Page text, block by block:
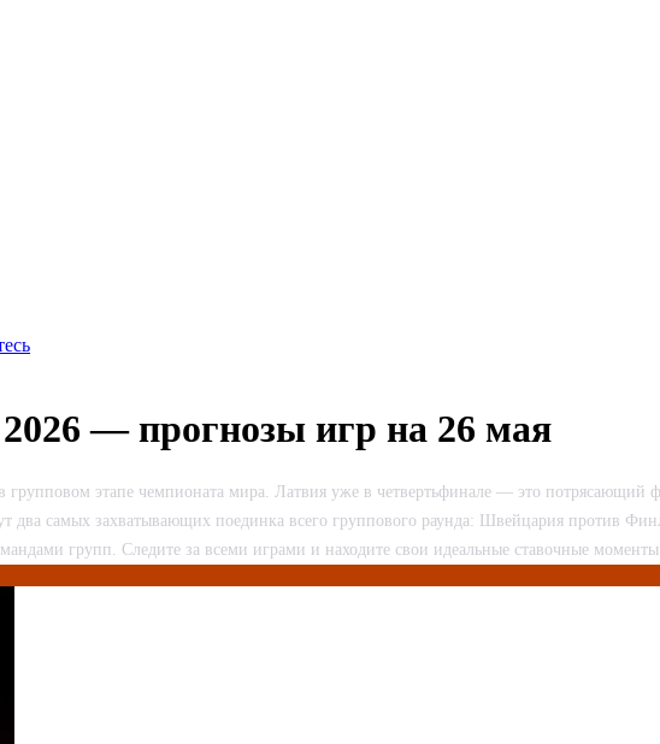
— прогнозы игр на 26 мая
в групповом этапе чемпионата мира. Латвия уже в четвертьфинале — это
два самых захватывающих поединка всего группового раунда: Швейцария против
групп. Следите за всеми играми и находите свои идеальные ставочные